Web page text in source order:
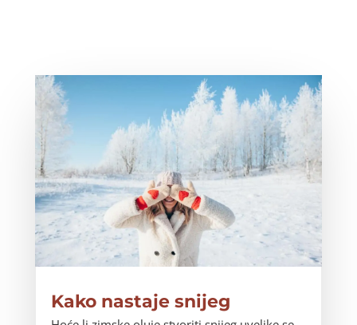
Kako nastaje snijeg